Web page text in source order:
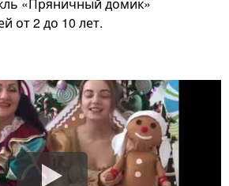
от 2 до 10 лет.